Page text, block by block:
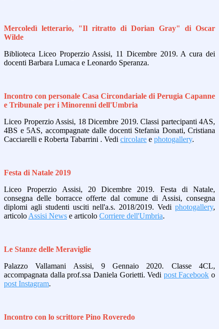
Mercoledì letterario, "Il ritratto di Dorian Gray" di Oscar
Wilde
Biblioteca Liceo Properzio Assisi, 11 Dicembre 2019. A cura dei
docenti Barbara Lumaca e Leonardo Speranza.
Incontro con personale Casa Circondariale di Perugia Capanne
e Tribunale per i Minorenni dell'Umbria
Liceo Properzio Assisi, 18 Dicembre 2019. Classi partecipanti 4AS,
4BS e 5AS, accompagnate dalle docenti Stefania Donati, Cristiana
Cacciarelli e Roberta Tabarrini . Vedi circolare e photogallery.
Festa di Natale 2019
Liceo Properzio Assisi, 20 Dicembre 2019. Festa di Natale,
consegna delle borracce offerte dal comune di Assisi, consegna
diplomi agli studenti usciti nell'a.s. 2018/2019. Vedi photogallery,
articolo Assisi News e articolo Corriere dell'Umbria.
Le Stanze delle Meraviglie
Palazzo Vallamani Assisi, 9 Gennaio 2020. Classe 4CL,
accompagnata dalla prof.ssa Daniela Gorietti. Vedi post Facebook o
post Instagram.
Incontro con lo scrittore Pino Roveredo